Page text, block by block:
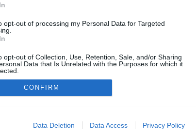
opt-out of processing my Personal Data for Targeted
opt-out of Collection, Use, Retention, Sale, and/or Sharing
Data that Is Unrelated with the Purposes for which it
allow Google to enable storage related to advertising like
CONFIRM
Data Deletion Data Access Privacy Policy
Eleink hagyománya